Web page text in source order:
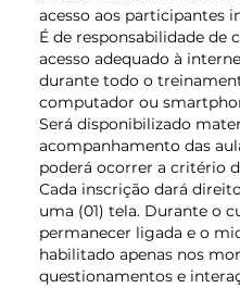
acesso aos participantes
É de responsabilidade
acesso adequado à
durante todo o
computador ou
Será disponibilizado
acompanhamento das
poderá ocorrer a critério
Cada inscrição dará
uma (01) tela. Durante o
permanecer ligada e o
habilitado apenas nos
questionamentos e